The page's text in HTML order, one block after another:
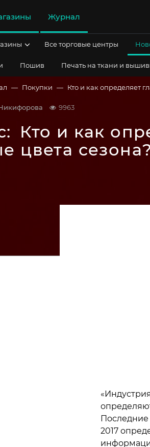
Журнал
Все торговые центры
Пошив Печать на ткани и
Покупки Кто и как определяет
9963
Кто и как
цвета
2017